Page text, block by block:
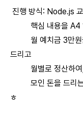
진행 방식: Node.js
핵심 내용을 A4 1
월 예치금 3만원을
드리고
월별로 정산하여,
모인 돈을 드리는
ㅎ